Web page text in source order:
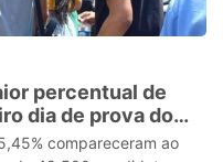
percentual de
dia de prova do
compareceram ao